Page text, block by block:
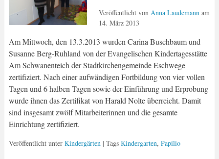
Veröffentlicht von Anna Laudemannam
14. März 2013
Am Mittwoch, den 13.3.2013 wurden Carina Buschbaum und
Susanne Berg-Ruhland von der Evangelischen Kindertagesstätte
Am Schwanenteich der Stadtkirchengemeinde Eschwege
zertifiziert. Nach einer aufwändigen Fortbildung von vier vollen
Tagen und 6 halben Tagen sowie der Einführung und Erprobung
wurde ihnen das Zertifikat von Harald Nolte überreicht. Damit
sind insgesamt zwölf Mitarbeiterinnen und die gesamte
Einrichtung zertifiziert.
Veröffentlicht unter Kindergärten | Tags Kindergarten, Papilio